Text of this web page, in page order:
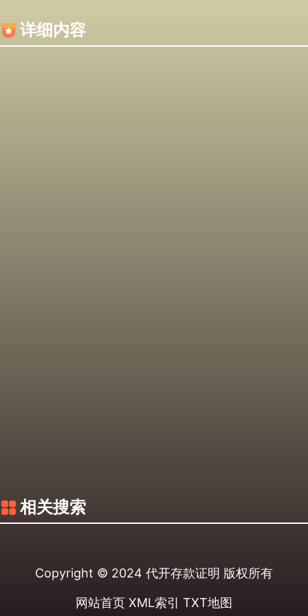
详细内容
相关搜索
Copyright © 2024 代开存款证明 版权所有
网站首页 XML索引 TXT地图